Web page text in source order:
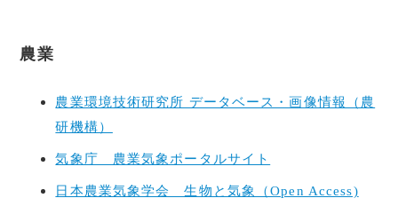
農業
農業環境技術研究所 データベース・画像情報（農
研機構）
気象庁 農業気象ポータルサイト
日本農業気象学会 生物と気象（Open Access)